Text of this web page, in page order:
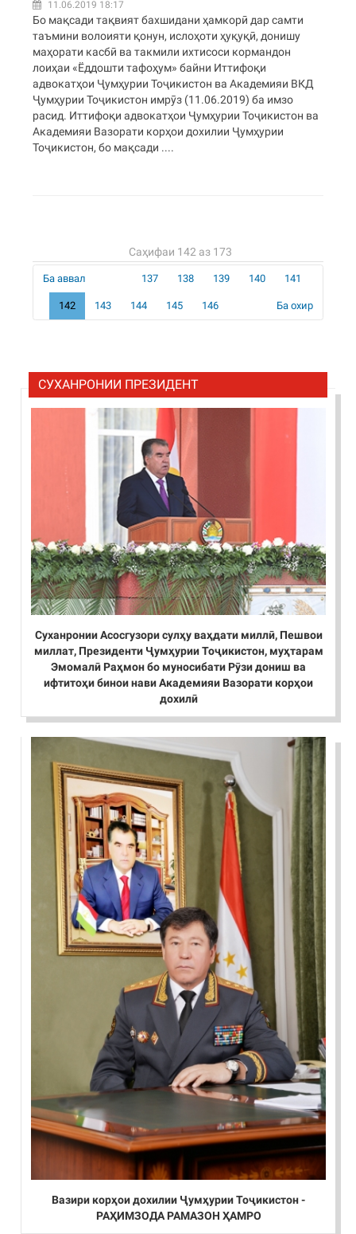
11.06.2019 18:17
Бо мақсади тақвият бахшидани ҳамкорӣ дар самти
таъмини волоияти қонун, ислоҳоти ҳуқуқӣ, донишу
маҳорати касбӣ ва такмили ихтисоси кормандон
лоиҳаи «Ёддошти тафоҳум» байни Иттифоқи
адвокатҳои Ҷумҳурии Тоҷикистон ва Академияи ВКД
Ҷумҳурии Тоҷикистон имрӯз (11.06.2019) ба имзо
расид. Иттифоқи адвокатҳои Ҷумҳурии Тоҷикистон ва
Академияи Вазорати корҳои дохилии Ҷумҳурии
Тоҷикистон, бо мақсади ....
Саҳифаи 142 аз 173
Ба аввал 137 138 139 140 141
142 143 144 145 146 Ба охир
СУХАНРОНИИ ПРЕЗИДЕНТ
Суханронии Асосгузори сулҳу ваҳдати миллӣ, Пешвои
миллат, Президенти Ҷумҳурии Тоҷикистон, муҳтарам
Эмомалӣ Раҳмон бо муносибати Рӯзи дониш ва
ифтитоҳи бинои нави Академияи Вазорати корҳои
дохилӣ
Вазири корҳои дохилии Ҷумҳурии Тоҷикистон -
РАҲИМЗОДА РАМАЗОН ҲАМРО